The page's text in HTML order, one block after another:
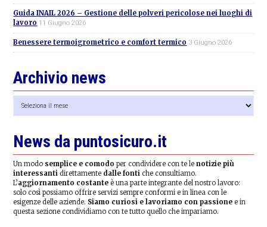
Guida INAIL 2026 – Gestione delle polveri pericolose nei luoghi di
lavoro 11 Giugno 2026
Benessere termoigrometrico e comfort termico 3 Giugno 2026
Archivio news
news
News da puntosicuro.it
Un modo semplice e comodo per condividere con te lenotizie più
interessanti direttamente dalle fonti che consultiamo.
L’aggiornamento costante è una parte integrante del nostro lavoro:
solo così possiamo offrire servizi sempre conformi e in linea con le
esigenze delle aziende. Siamo curiosi e lavoriamo con passione e in
questa sezione condividiamo con te tutto quello che impariamo.